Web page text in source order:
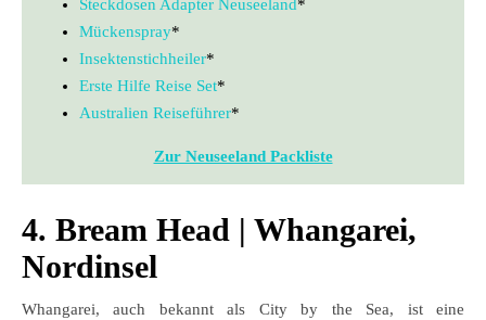
Steckdosen Adapter Neuseeland*
Mückenspray*
Insektenstichheiler*
Erste Hilfe Reise Set*
Australien Reiseführer*
Zur Neuseeland Packliste
4. Bream Head | Whangarei,
Nordinsel
Whangarei, auch bekannt als City by the Sea, ist eine